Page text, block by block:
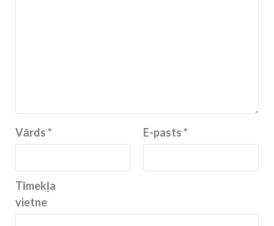
Vārds* E-pasts*
Tīmekļa
vietne